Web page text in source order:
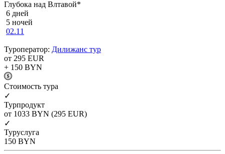
Глубока над Влтавой*
6 дней
5 ночей
02.11
Туроператор: Дилижанс тур
от 295 EUR
+ 150 BYN
Cтоимость тура
✓
Турпродукт
от 1033 BYN (295 EUR)
✓
Туруслуга
150 BYN